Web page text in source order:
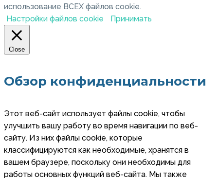
использование ВСЕХ файлов cookie.
Настройки файлов cookie
Принимать
Close
Обзор конфиденциальности
Этот веб-сайт использует файлы cookie, чтобы
улучшить вашу работу во время навигации по веб-
сайту. Из них файлы cookie, которые
классифицируются как необходимые, хранятся в
вашем браузере, поскольку они необходимы для
работы основных функций веб-сайта. Мы также